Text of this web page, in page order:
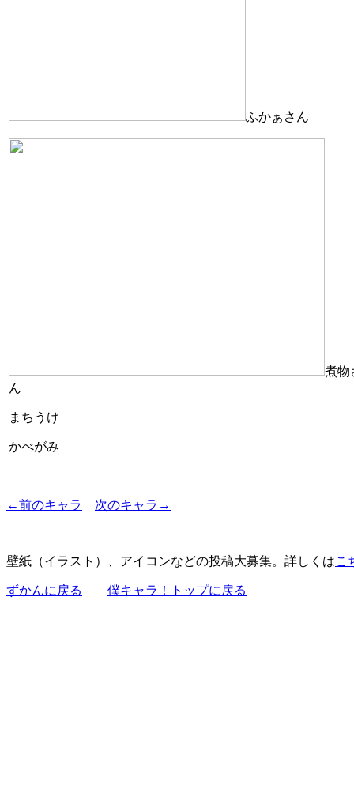
ふかぁさん
煮物
ん
まちうけ
かべがみ
←前のキャラ 次のキャラ→
壁紙（イラスト）、アイコンなどの投稿大募集。詳しくはこ
ずかんに戻る 僕キャラ！トップに戻る